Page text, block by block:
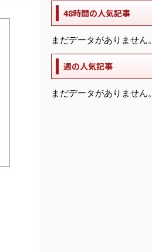
48時間の人気記事
まだデータがありません。
週の人気記事
まだデータがありません。